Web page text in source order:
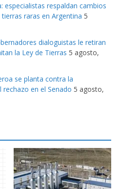
especialistas respaldan cambios
raras en Argentina 5
dialoguistas le retiran
la Ley de Tierras 5 agosto,
se planta contra la
en el Senado 5 agosto,